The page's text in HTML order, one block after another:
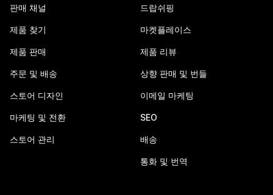
판매 채널
제품 찾기
제품 판매
주문 및 배송
스토어 디자인
마케팅 및 전환
스토어 관리
드랍쉬핑
마켓플레이스
제품 리뷰
상향 판매 및 번들
이메일 마케팅
SEO
배송
통화 및 번역